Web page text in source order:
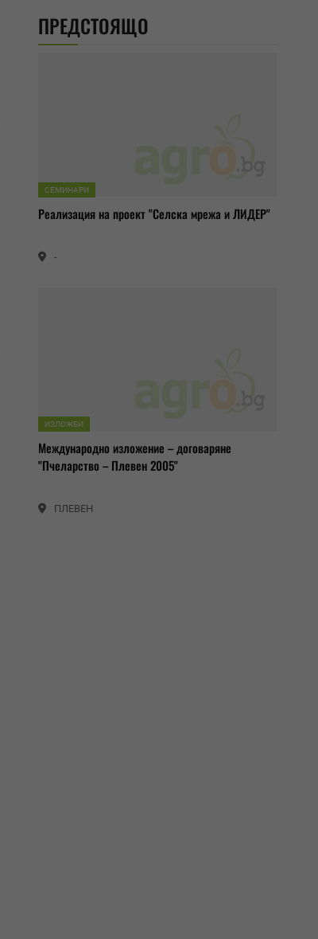
ПРЕДСТОЯЩО
СЕМИНАРИ
Реализация на проект "Селска мрежа и ЛИДЕР"
-
ИЗЛОЖБИ
Международно изложение – договаряне
"Пчеларство – Плевен 2005"
ПЛЕВЕН